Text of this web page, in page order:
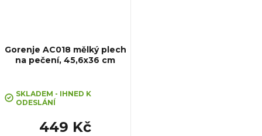
Gorenje AC018 mělký plech
na pečení, 45,6x36 cm
hodnocení
4,9
SKLADEM - IHNED K
ODESLÁNÍ
449 Kč